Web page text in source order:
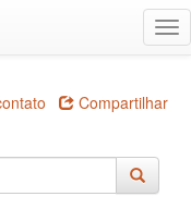
Compartilhar